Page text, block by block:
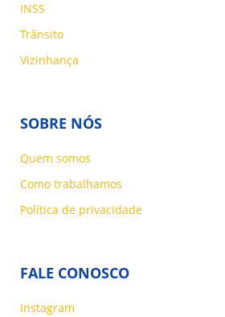
INSS
Trânsito
Vizinhança
SOBRE NÓS
Quem somos
Como trabalhamos
Política de privacidade
FALE CONOSCO
Instagram